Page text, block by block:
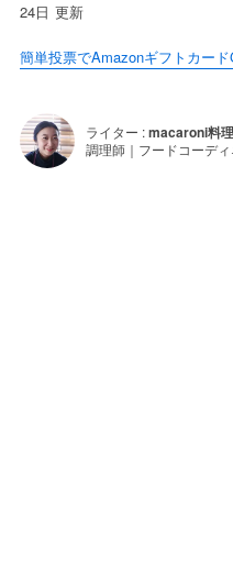
24日 更新
簡単投票でAmazonギフトカード
ライター :macaroni料
調理師｜フードコーデ